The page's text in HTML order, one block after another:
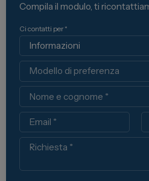
Compila il modulo, ti
Ci contatti per *
Modello
Nome
Email
Richiesta